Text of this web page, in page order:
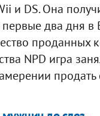
и DS. Она
первые два дня
проданных
NPD игра
продать